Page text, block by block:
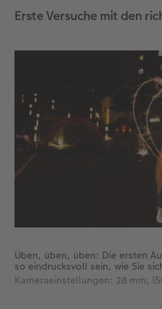
Erste Versuche mit den
Üben, üben, üben: Die ersten
so eindrucksvoll sein, wie Sie
Kameraeinstellungen: 28 mm,